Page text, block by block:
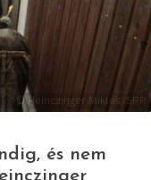
© Heinczinger Miklós/SRR
és nem